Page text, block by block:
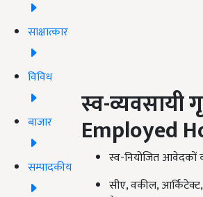
साक्षात्कार
विविध
बाजार
सम्पादकीय
स्व-
Employed
स्व-नियोजित आवेदकों
सीए, वकील,